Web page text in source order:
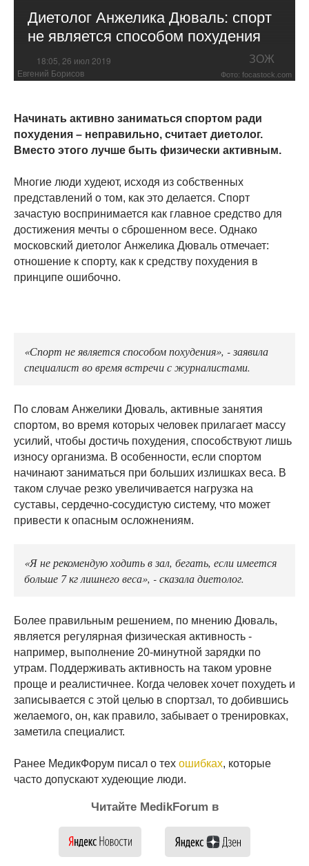
Диетолог Анжелика Дюваль: спорт
не является способом похудения
18:05, 26 июл 2019 ЗОЖ
Евгений Борисов Фото: focastock.com
Начинать активно заниматься спортом ради
похудения – неправильно, считает диетолог.
Вместо этого лучше быть физически активным.
Многие люди худеют, исходя из собственных
представлений о том, как это делается. Спорт
зачастую воспринимается как главное средство для
достижения мечты о сброшенном весе. Однако
московский диетолог Анжелика Дюваль отмечает:
отношение к спорту, как к средству похудения в
принципе ошибочно.
«Спорт не является способом похудения», - заявила
специалист во время встречи с журналистами.
По словам Анжелики Дюваль, активные занятия
спортом, во время которых человек прилагает массу
усилий, чтобы достичь похудения, способствуют лишь
износу организма. В особенности, если спортом
начинают заниматься при больших излишках веса. В
таком случае резко увеличивается нагрузка на
суставы, сердечно-сосудистую систему, что может
привести к опасным осложнениям.
«Я не рекомендую ходить в зал, бегать, если имеется
больше 7 кг лишнего веса», - сказала диетолог.
Более правильным решением, по мнению Дюваль,
является регулярная физическая активность -
например, выполнение 20-минутной зарядки по
утрам. Поддерживать активность на таком уровне
проще и реалистичнее. Когда человек хочет похудеть и
записывается с этой целью в спортзал, то добившись
желаемого, он, как правило, забывает о тренировках,
заметила специалист.
Ранее МедикФорум писал о тех ошибках, которые
часто допускают худеющие люди.
Читайте MedikForum в